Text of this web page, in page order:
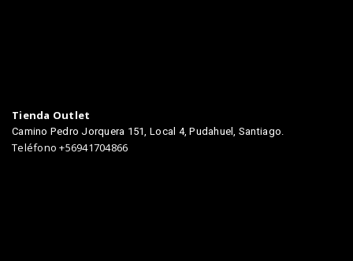
Tienda Outlet
Camino Pedro Jorquera 151, Local 4, Pudahuel, Santiago.
Teléfono +56941704866